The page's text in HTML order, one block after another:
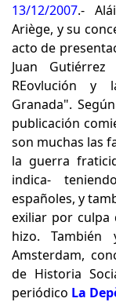
13/12/2007.-
Ariège, y su
acto de
Juan
REovlución y
Granada".
publicación
son muchas las
la guerra
indica-
españoles, y
exiliar por culpa
hizo.
Amsterdam,
de Historia
periódico La